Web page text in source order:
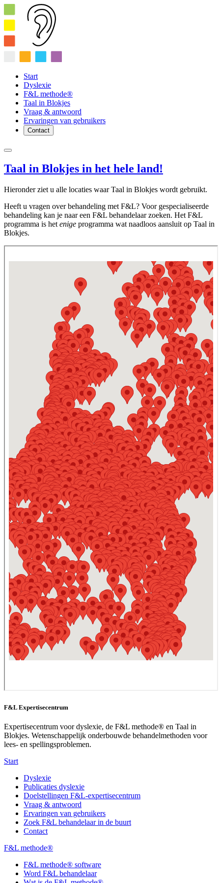
Start
Dyslexie
F&L methode®
Taal in Blokjes
Vraag & antwoord
Ervaringen van gebruikers
Contact
Taal in Blokjes in het hele land!
Hieronder ziet u alle locaties waar Taal in Blokjes wordt gebruikt.
Heeft u vragen over behandeling met F&L? Voor gespecialiseerde
behandeling kan je naar een F&L behandelaar zoeken. Het F&L
programma is het enige programma wat naadloos aansluit op Taal in
Blokjes.
F&L Expertisecentrum
Expertisecentrum voor dyslexie, de F&L methode® en Taal in
Blokjes. Wetenschappelijk onderbouwde behandelmethoden voor
lees- en spellingsproblemen.
Start
Dyslexie
Publicaties dyslexie
Doelstellingen F&L-expertisecentrum
Vraag & antwoord
Ervaringen van gebruikers
Zoek F&L behandelaar in de buurt
Contact
F&L methode®
F&L methode® software
Word F&L behandelaar